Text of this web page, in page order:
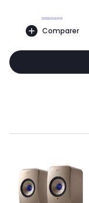
Comparer